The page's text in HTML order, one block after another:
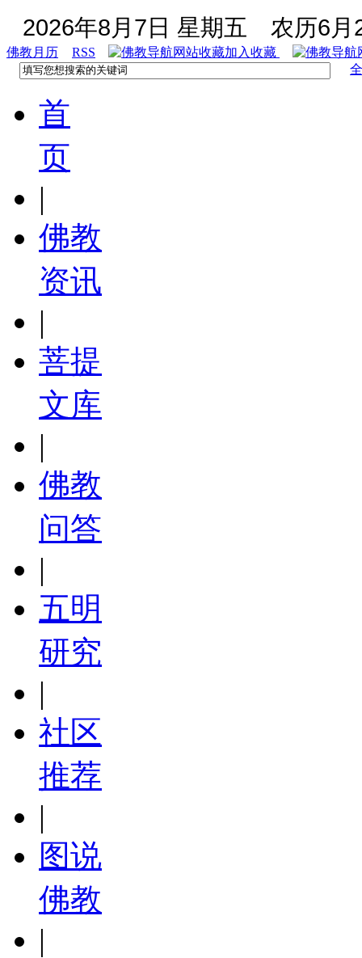
2026年8月7日 星期五 农历6月
佛教月历 RSS
加入收藏
首
页
|
佛教
资讯
|
菩提
文库
|
佛教
问答
|
五明
研究
|
社区
推荐
|
图说
佛教
|